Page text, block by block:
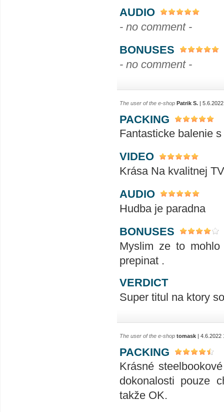
AUDIO
- no comment -
BONUSES
- no comment -
The user of the e-shop Patrik S. |
PACKING
Fantasticke balenie
VIDEO
Krása Na kvalitnej
AUDIO
Hudba je paradna
BONUSES
Myslim ze to
prepinat .
VERDICT
Super titul na ktory
The user of the e-shop tomask | 4.6.2022
PACKING
Krásné
dokonalosti pouze
takže OK.